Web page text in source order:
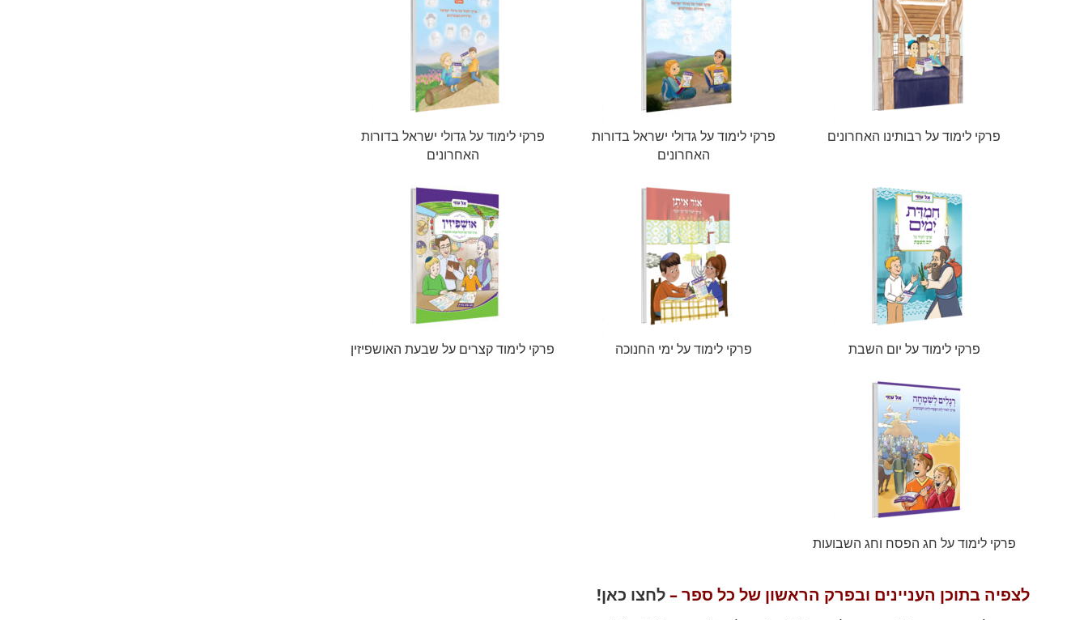
פרקי לימוד על רבותינו האחרונים
פרקי לימוד על גדולי ישראל בדורות
האחרונים
פרקי לימוד על גדולי ישראל בדורות
האחרונים
פרקי לימוד על יום השבת פרקי לימוד על ימי החנוכה פרקי לימוד קצרים על שבעת האושפיזין
פרקי לימוד על חג הפסח וחג השבועות
לצפיה בתוכן העניינים ובפרק הראשון של כל ספר –לחצו כאן!